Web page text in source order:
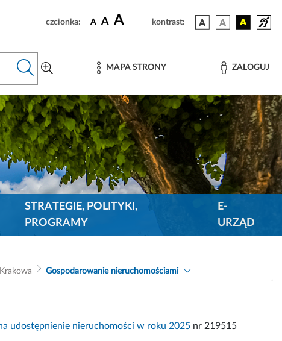
czcionka: A A A kontrast:
MAPA STRONY ZALOGUJ
STRATEGIE, POLITYKI,
PROGRAMY
E-
URZĄD
Gospodarowanie nieruchomościami
udostępnienie nieruchomości w roku 2025 nr 219515